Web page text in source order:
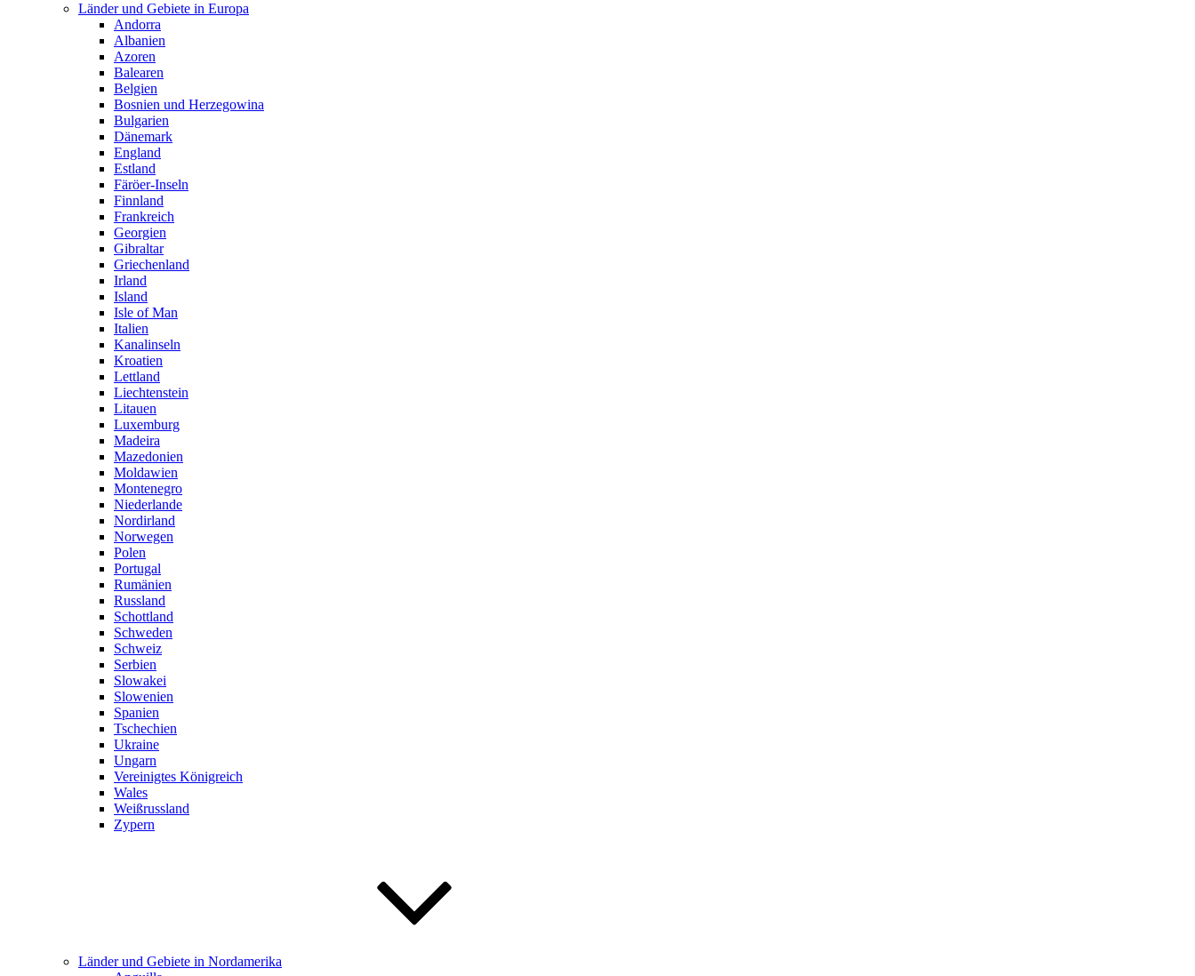
Länder und Gebiete in Europa
Andorra
Albanien
Azoren
Balearen
Belgien
Bosnien und Herzegowina
Bulgarien
Dänemark
England
Estland
Färöer-Inseln
Finnland
Frankreich
Georgien
Gibraltar
Griechenland
Irland
Island
Isle of Man
Italien
Kanalinseln
Kroatien
Lettland
Liechtenstein
Litauen
Luxemburg
Madeira
Mazedonien
Moldawien
Montenegro
Niederlande
Nordirland
Norwegen
Polen
Portugal
Rumänien
Russland
Schottland
Schweden
Schweiz
Serbien
Slowakei
Slowenien
Spanien
Tschechien
Ukraine
Ungarn
Vereinigtes Königreich
Wales
Weißrussland
Zypern
Länder und Gebiete in Nordamerika